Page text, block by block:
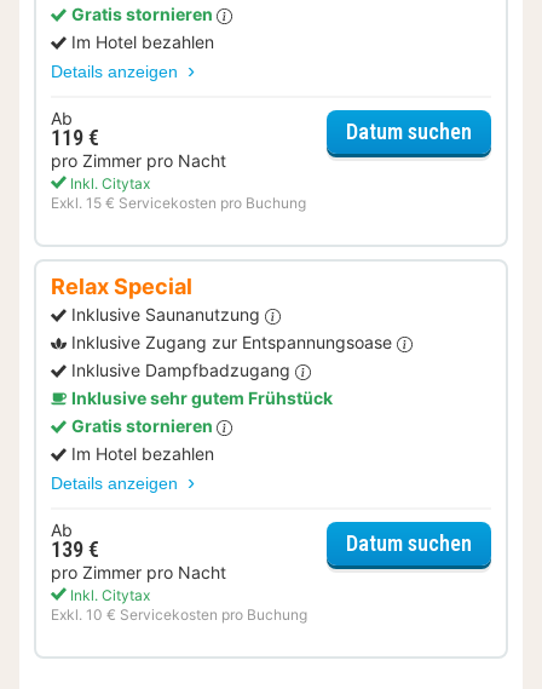
Gratis stornieren
Im Hotel bezahlen
Details anzeigen
Ab
119 €
pro Zimmer pro Nacht
Inkl. Citytax
Exkl. 15 € Servicekosten pro Buchung
Datum suchen
Relax Special
Inklusive Saunanutzung
Inklusive Zugang zur Entspannungsoase
Inklusive Dampfbadzugang
Inklusive sehr gutem Frühstück
Gratis stornieren
Im Hotel bezahlen
Details anzeigen
Ab
139 €
pro Zimmer pro Nacht
Inkl. Citytax
Exkl. 10 € Servicekosten pro Buchung
Datum suchen